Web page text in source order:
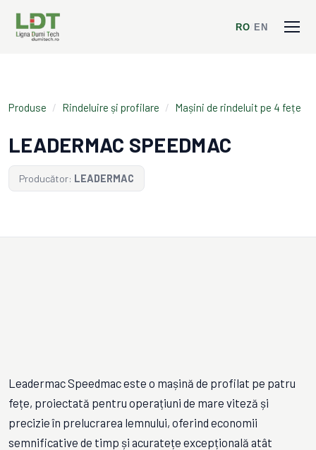
RO EN
Produse / Rindeluire și profilare / Mașini de rindeluit pe 4 fețe
LEADERMAC SPEEDMAC
Producător: LEADERMAC
Leadermac Speedmac este o mașină de profilat pe patru
fețe, proiectată pentru operațiuni de mare viteză și
precizie în prelucrarea lemnului, oferind economii
semnificative de timp și acuratețe excepțională atât